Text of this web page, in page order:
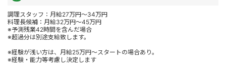
調理スタッフ：月給27万円～34万円
料理長候補：月給32万円～45万円
※予測残業42時間を含んだ場合
※超過分は別途支給致します。
※経験が浅い方は、月給25万円～スタートの場合あり。
※経験・能力等考慮し決定します